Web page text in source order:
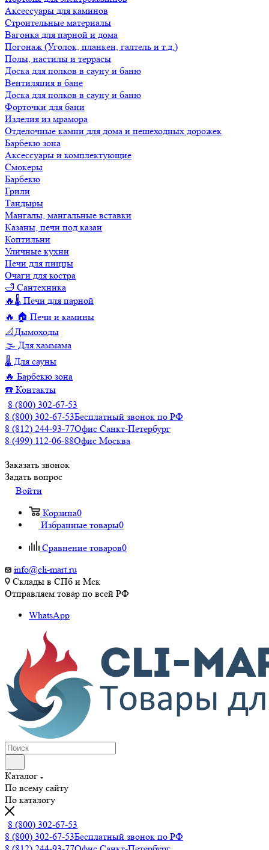
Аксессуары для каминов
Строительные материалы
Вагонка для парной и дома
Погонаж (Уголок, планкен, галтель и т.д.)
Полы, настилы и террасы
Доска для полков в сауну и баню
Вентиляция в бане
Доска для полков в сауну и баню
Форточки для бани
Изделия из мрамора
Отделочные камни для дома и пешеходных дорожек
Барбекю зона
Аксессуары и комплектующие
Смокеры
Барбекю
Грили
Тандыры
Мангалы, мангальные вставки
Казаны, печи под казан
Коптильни
Уличные кухни
Печи для пиццы
Очаги для костра
🛁 Сантехника
🔥🌡️ Печи для парной
🔥 🏠 Печи и камины
📐Дымоходы
🌫️ Для хаммама
🌡️ Для сауны
🔥 Барбекю зона
☎️ Контакты
8 (800) 302-67-53
8 (800) 302-67-53Бесплатный звонок по РФ
8 (812) 244-93-77Офис Санкт-Петербург
8 (499) 112-06-88Офис Москва
Заказать звонок
Задать вопрос
Войти
Корзина0
Избранные товары0
Сравнение товаров0
info@cli-mart.ru
Склады в СПб и Мск
Отправляем товар по всей РФ
WhatsApp
Каталог
По всему сайту
По каталогу
8 (800) 302-67-53
8 (800) 302-67-53Бесплатный звонок по РФ